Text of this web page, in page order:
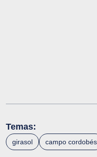
Temas:
girasol campo cordobés